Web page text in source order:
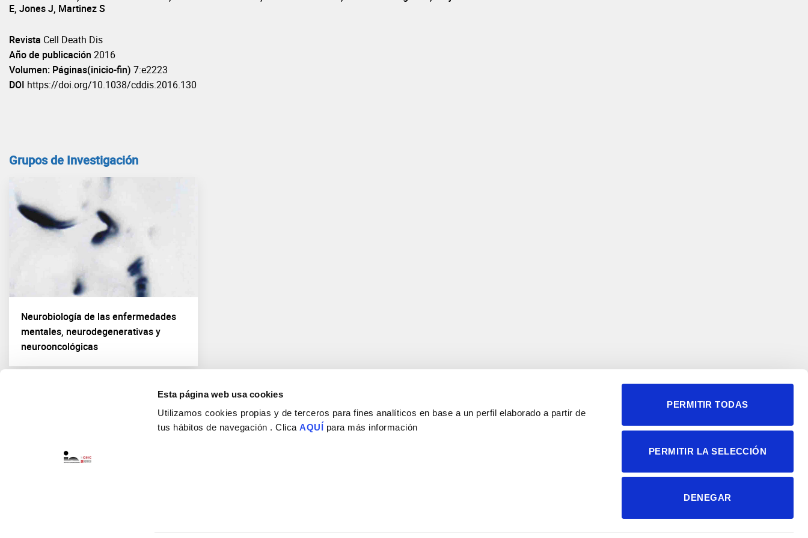
Esta página web usa cookies
Utilizamos cookies propias y de terceros para fines analíticos en base a un perfil elaborado a partir de
tus hábitos de navegación . ClicaAQUÍ para más información
PERMITIR TODAS
PERMITIR LA SELECCIÓN
DENEGAR
E, Jones J, Martinez S
Revista Cell Death Dis
Año de publicación 2016
Volumen: Páginas(inicio-fin) 7:e2223
DOI https://doi.org/10.1038/cddis.2016.130
Grupos de Investigación
Neurobiología de las enfermedades
mentales, neurodegenerativas y
neurooncológicas
Neurociencias
Política de privacidad
Accesibilidad